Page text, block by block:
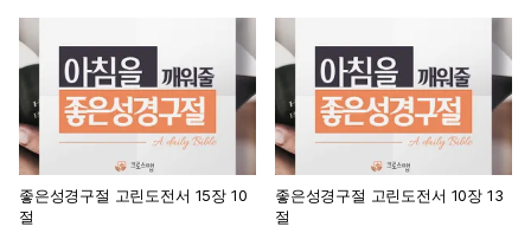
좋은성경구절 고린도전서 15장 10
절
좋은성경구절 고린도전서 10장 13
절